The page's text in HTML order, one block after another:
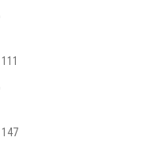
111
147